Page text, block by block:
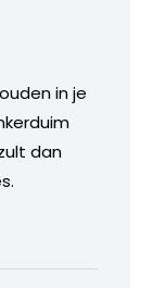
in je
dan